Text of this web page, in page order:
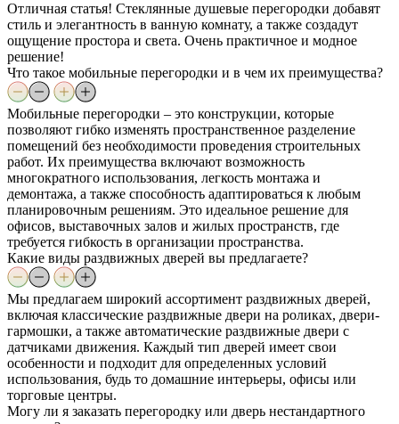
Отличная статья! Стеклянные душевые перегородки добавят
стиль и элегантность в ванную комнату, а также создадут
ощущение простора и света. Очень практичное и модное
решение!
Что такое мобильные перегородки и в чем их преимущества?
Мобильные перегородки – это конструкции, которые
позволяют гибко изменять пространственное разделение
помещений без необходимости проведения строительных
работ. Их преимущества включают возможность
многократного использования, легкость монтажа и
демонтажа, а также способность адаптироваться к любым
планировочным решениям. Это идеальное решение для
офисов, выставочных залов и жилых пространств, где
требуется гибкость в организации пространства.
Какие виды раздвижных дверей вы предлагаете?
Мы предлагаем широкий ассортимент раздвижных дверей,
включая классические раздвижные двери на роликах, двери-
гармошки, а также автоматические раздвижные двери с
датчиками движения. Каждый тип дверей имеет свои
особенности и подходит для определенных условий
использования, будь то домашние интерьеры, офисы или
торговые центры.
Могу ли я заказать перегородку или дверь нестандартного